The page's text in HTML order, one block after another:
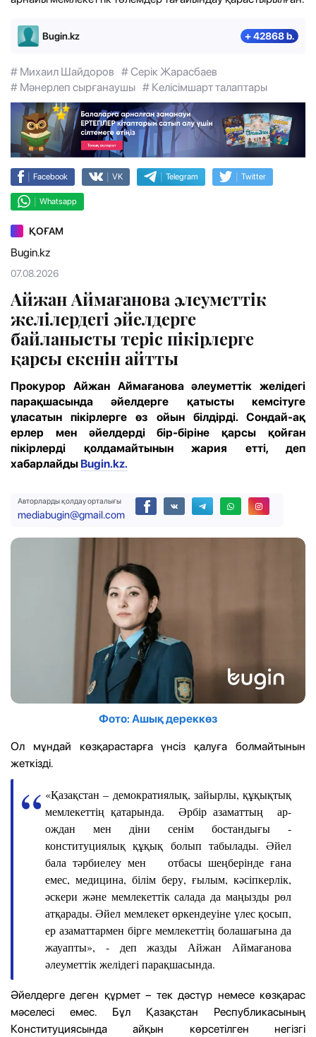
Bugin.kz + 42868 b.
# Михаил Шайдоров # Серік Жарасбаев
# Мәнерлеп сырғанаушы # Келісімшарт талаптары
| Facebook | VK | Telegram | Twitter
| Whatsapp
ҚОҒАМ
Bugin.kz
07.08.2026
Айжан Аймағанова әлеуметтік
желілердегі әйелдерге
байланысты теріс пікірлерге
қарсы екенін айтты
Прокурор Айжан Аймағанова әлеуметтік желідегі
парақшасында әйелдерге қатысты кемсітуге
ұласатын пікірлерге өз ойын білдірді. Сондай-ақ
ерлер мен әйелдерді бір-біріне қарсы қойған
пікірлерді қолдамайтынын жария етті, деп
хабарлайды Bugin.kz.
Авторларды қолдау орталығы
mediabugin@gmail.com
Фото: Ашық дереккөз
Ол мұндай көзқарастарға үнсіз қалуға болмайтынын
жеткізді.
«Қазақстан – демократиялық, зайырлы, құқықтық
мемлекеттің қатарында. Әрбір азаматтың ар-
ождан мен діни сенім бостандығы -
конституциялық құқық болып табылады. Әйел
бала тәрбиелеу мен отбасы шеңберінде ғана
емес, медицина, білім беру, ғылым, кәсіпкерлік,
әскери және мемлекеттік салада да маңызды рөл
атқарады. Әйел мемлекет өркендеуіне үлес қосып,
ер азаматтармен бірге мемлекеттің болашағына да
жауапты», - деп жазды Айжан Аймағанова
әлеуметтік желідегі парақшасында.
Әйелдерге деген құрмет – тек дәстүр немесе көзқарас
мәселесі емес. Бұл Қазақстан Республикасының
Конституциясында айқын көрсетілген негізгі